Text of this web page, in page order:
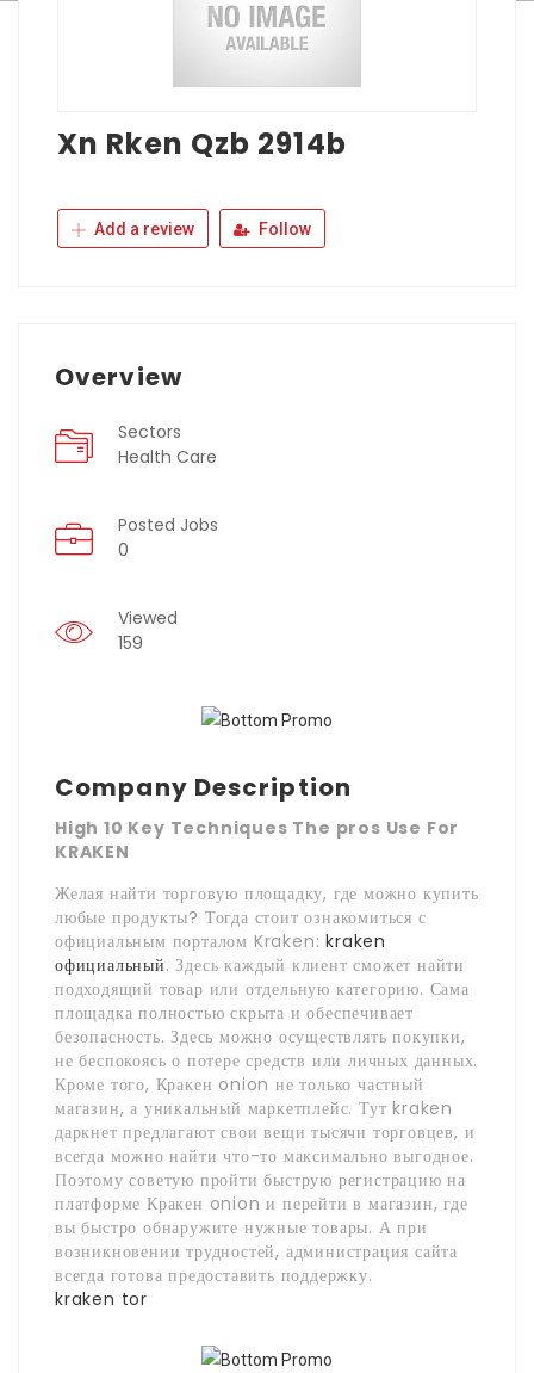
Xn Rken Qzb 2914b
Add a review Follow
Overview
Sectors
Health Care
Posted Jobs
0
Viewed
159
Company Description
High 10 Key Techniques The pros Use For
KRAKEN
Желая найти торговую площадку, где можно купить
любые продукты? Тогда стоит ознакомиться с
официальным порталом Kraken:kraken
официальный. Здесь каждый клиент сможет найти
подходящий товар или отдельную категорию. Сама
площадка полностью скрыта и обеспечивает
безопасность. Здесь можно осуществлять покупки,
не беспокоясь о потере средств или личных данных.
Кроме того, Кракен onion не только частный
магазин, а уникальный маркетплейс. Тут kraken
даркнет предлагают свои вещи тысячи торговцев, и
всегда можно найти что-то максимально выгодное.
Поэтому советую пройти быструю регистрацию на
платформе Кракен onion и перейти в магазин, где
вы быстро обнаружите нужные товары. А при
возникновении трудностей, администрация сайта
всегда готова предоставить поддержку.
kraken tor